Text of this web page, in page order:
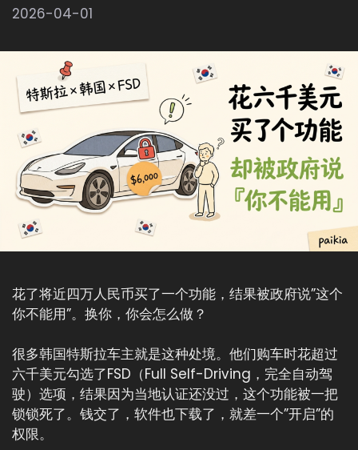
2026-04-01
花了将近四万人民币买了一个功能，结果被政府说”这个
你不能用”。换你，你会怎么做？
很多韩国特斯拉车主就是这种处境。他们购车时花超过
六千美元勾选了FSD（Full Self-Driving，完全自动驾
驶）选项，结果因为当地认证还没过，这个功能被一把
锁锁死了。钱交了，软件也下载了，就差一个”开启”的
权限。